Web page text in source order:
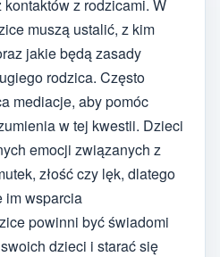
z rodzicami. W
muszą ustalić, z kim
jakie będą zasady
rodzica. Często
mediacje, aby pomóc
w tej kwestii. Dzieci
emocji związanych z
złość czy lęk, dlatego
im wsparcia
powinni być świadomi
dzieci i starać się